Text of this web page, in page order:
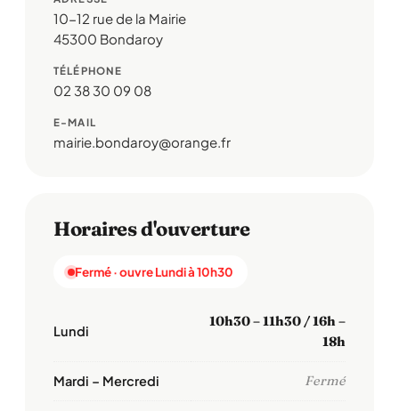
10-12 rue de la Mairie
45300 Bondaroy
TÉLÉPHONE
02 38 30 09 08
E-MAIL
mairie.bondaroy@orange.fr
Horaires d'ouverture
Fermé · ouvre Lundi à 10h30
Lundi
10h30 – 11h30 / 16h –
18h
Mardi – Mercredi Fermé